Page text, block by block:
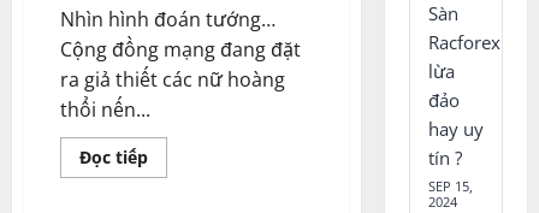
Nhìn hình đoán tướng…
Cộng đồng mạng đang đặt
ra giả thiết các nữ hoàng
thổi nến...
Đọc tiếpRead
more
Sàn
Racforex
lừa
đảo
hay uy
tín ?
SEP 15,
2024